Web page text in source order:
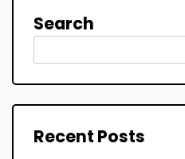
Search
Recent Posts